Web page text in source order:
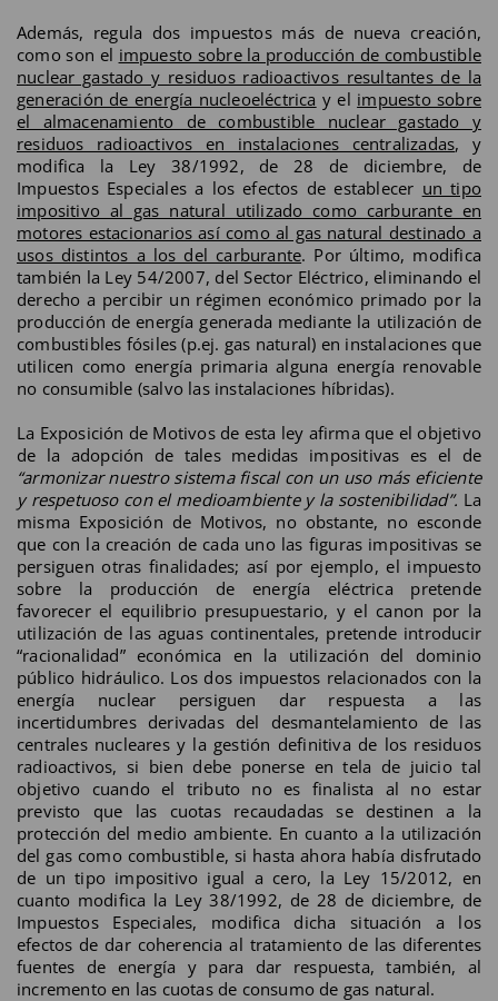
Además, regula dos impuestos más de nueva creación,
como son el impuesto sobre la producción de combustible
nuclear gastado y residuos radioactivos resultantes de la
generación de energía nucleoeléctrica y el impuesto sobre
el almacenamiento de combustible nuclear gastado y
residuos radioactivos en instalaciones centralizadas, y
modifica la Ley 38/1992, de 28 de diciembre, de
Impuestos Especiales a los efectos de establecer un tipo
impositivo al gas natural utilizado como carburante en
motores estacionarios así como al gas natural destinado a
usos distintos a los del carburante. Por último, modifica
también la Ley 54/2007, del Sector Eléctrico, eliminando el
derecho a percibir un régimen económico primado por la
producción de energía generada mediante la utilización de
combustibles fósiles (p.ej. gas natural) en instalaciones que
utilicen como energía primaria alguna energía renovable
no consumible (salvo las instalaciones híbridas).
La Exposición de Motivos de esta ley afirma que el objetivo
de la adopción de tales medidas impositivas es el de
“armonizar nuestro sistema fiscal con un uso más eficiente
y respetuoso con el medioambiente y la sostenibilidad”. La
misma Exposición de Motivos, no obstante, no esconde
que con la creación de cada uno las figuras impositivas se
persiguen otras finalidades; así por ejemplo, el impuesto
sobre la producción de energía eléctrica pretende
favorecer el equilibrio presupuestario, y el canon por la
utilización de las aguas continentales, pretende introducir
“racionalidad” económica en la utilización del dominio
público hidráulico. Los dos impuestos relacionados con la
energía nuclear persiguen dar respuesta a las
incertidumbres derivadas del desmantelamiento de las
centrales nucleares y la gestión definitiva de los residuos
radioactivos, si bien debe ponerse en tela de juicio tal
objetivo cuando el tributo no es finalista al no estar
previsto que las cuotas recaudadas se destinen a la
protección del medio ambiente. En cuanto a la utilización
del gas como combustible, si hasta ahora había disfrutado
de un tipo impositivo igual a cero, la Ley 15/2012, en
cuanto modifica la Ley 38/1992, de 28 de diciembre, de
Impuestos Especiales, modifica dicha situación a los
efectos de dar coherencia al tratamiento de las diferentes
fuentes de energía y para dar respuesta, también, al
incremento en las cuotas de consumo de gas natural.